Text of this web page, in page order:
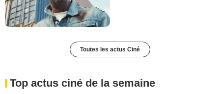
Toutes les actus Ciné
Top actus ciné de la semaine